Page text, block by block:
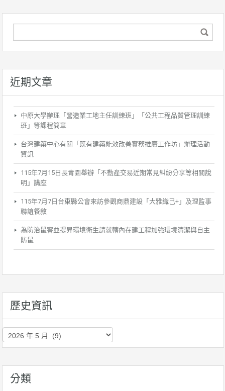
近期文章
中原大學辦理「營造業工地主任訓練班」「公共工程品質管理訓練
班」等課程簡章
台灣建築中心有關「既有建築能效改善實務推廣工作坊」辦理活動
資訊
115年7月15日長青園舉辦「不動產交易近期常見糾紛分享等相關說
明」講座
115年7月7日台東縣公會來訪參觀商鼎建設「大雅織己+」及理監事
聯誼餐敘
為防治鼠害並提昇環境衛生請就轄內在建工程加強環境清潔與自主
防鼠
歷史資訊
歷
史
分類